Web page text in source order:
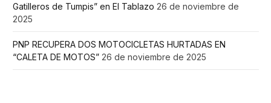
Gatilleros de Tumpis” en El Tablazo 26 de noviembre de
2025
PNP RECUPERA DOS MOTOCICLETAS HURTADAS EN
“CALETA DE MOTOS” 26 de noviembre de 2025